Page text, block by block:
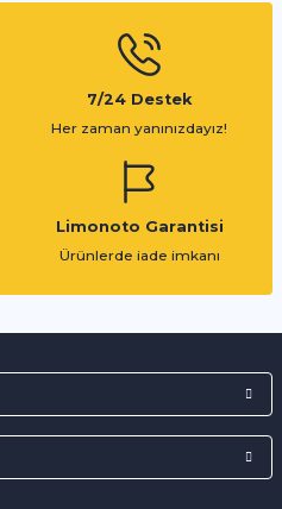
7/24 Destek
Her zaman yanınızdayız!
Limonoto Garantisi
Ürünlerde iade imkanı